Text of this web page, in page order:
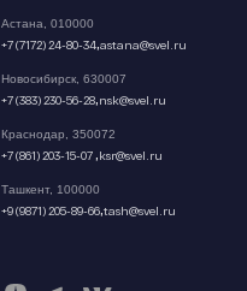
Астана, 010000
+7 (7172) 24-80-34,astana@svel.ru
Новосибирск, 630007
+7 (383) 230-56-28,nsk@svel.ru
Краснодар, 350072
+7 (861) 203-15-07,ksr@svel.ru
Ташкент, 100000
+9 (9871) 205-89-66,tash@svel.ru